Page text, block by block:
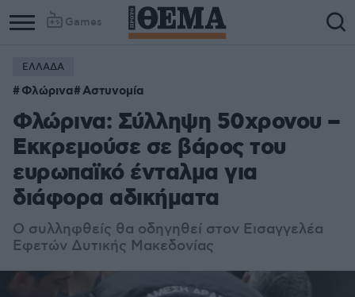
Games
ΕΛΛΑΔΑ
Φλώρινα Αστυνομία
Φλώρινα: Σύλληψη 50χρονου –
Εκκρεμούσε σε βάρος του
ευρωπαϊκό ένταλμα για
διάφορα αδικήματα
O συλληφθείς θα οδηγηθεί στον Εισαγγελέα
Εφετών Δυτικής Μακεδονίας